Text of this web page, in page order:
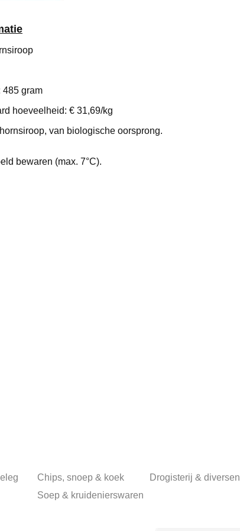
485 gram
hoeveelheid: € 31,69/kg
van biologische oorsprong.
bewaren (max. 7°C).
Chips, snoep & koek Drogisterij & diversen
Soep & kruidenierswaren